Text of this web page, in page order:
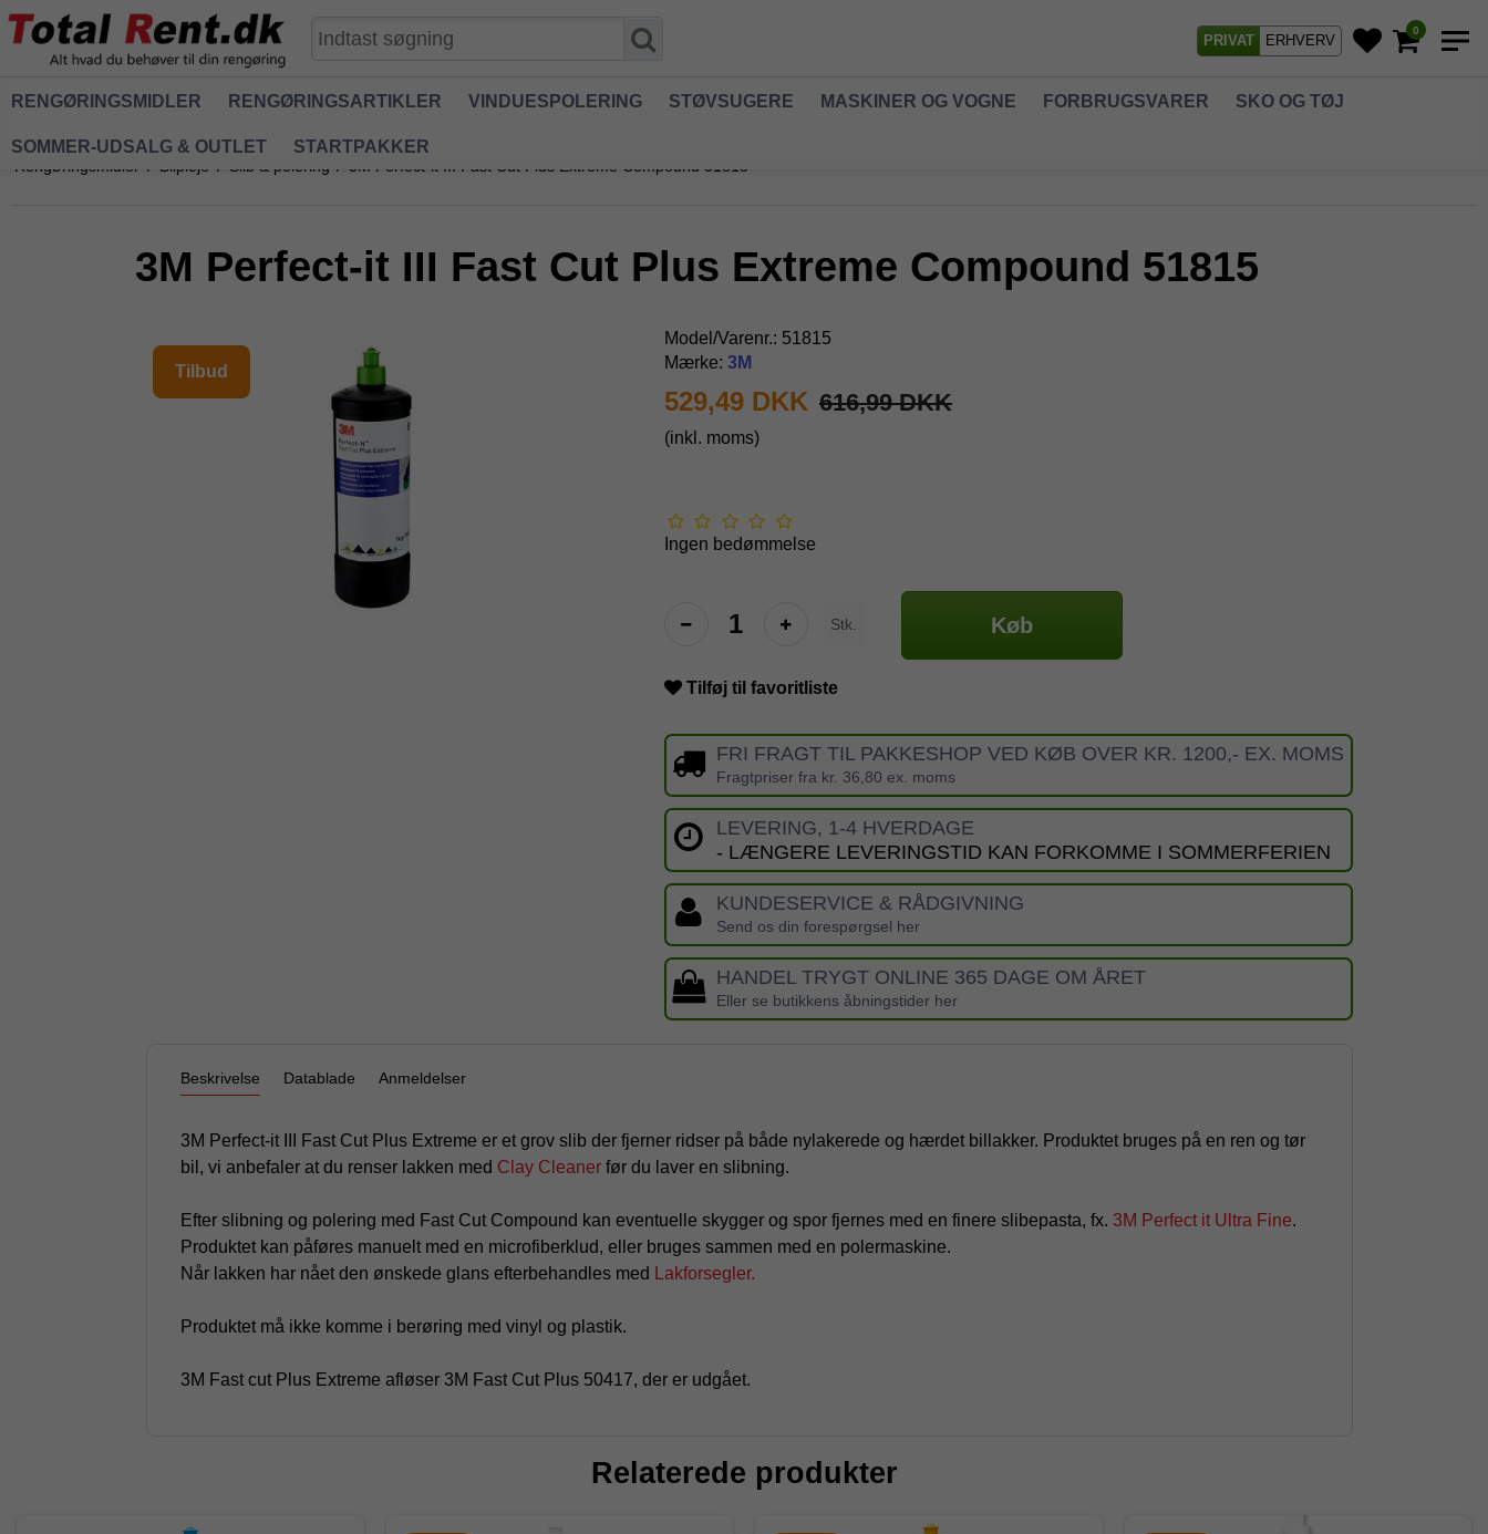
PRIVAT ERHVERV
0
RENGØRINGSMIDLER RENGØRINGSARTIKLER VINDUESPOLERING STØVSUGERE MASKINER OG VOGNE FORBRUGSVARER SKO OG TØJ
SOMMER-UDSALG & OUTLET STARTPAKKER
Rengøringsmidler / Bilpleje / Slib & polering / 3M Perfect-it III Fast Cut Plus Extreme Compound 51815
3M Perfect-it III Fast Cut Plus Extreme Compound 51815
Tilbud
Model/Varenr.: 51815
Mærke: 3M
529,49 DKK 616,99 DKK
(inkl. moms)
Ingen bedømmelse
Stk. Køb
Tilføj til favoritliste
FRI FRAGT TIL PAKKESHOP VED KØB OVER KR. 1200,- EX. MOMS
Fragtpriser fra kr. 36,80 ex. moms
LEVERING, 1-4 HVERDAGE
- LÆNGERE LEVERINGSTID KAN FORKOMME I SOMMERFERIEN
KUNDESERVICE & RÅDGIVNING
Send os din forespørgsel her
HANDEL TRYGT ONLINE 365 DAGE OM ÅRET
Eller se butikkens åbningstider her
Beskrivelse Datablade Anmeldelser
3M Perfect-it III Fast Cut Plus Extreme er et grov slib der fjerner ridser på både nylakerede og hærdet billakker. Produktet bruges på en ren og tør
bil, vi anbefaler at du renser lakken med Clay Cleanerfør du laver en slibning.
Efter slibning og polering med Fast Cut Compound kan eventuelle skygger og spor fjernes med en finere slibepasta, fx. 3M Perfect it Ultra Fine.
Produktet kan påføres manuelt med en microfiberklud, eller bruges sammen med en polermaskine.
Når lakken har nået den ønskede glans efterbehandles med
Lakforsegler.
Produktet må ikke komme i berøring med vinyl og plastik.
3M Fast cut Plus Extreme afløser 3M Fast Cut Plus 50417, der er udgået.
Relaterede produkter